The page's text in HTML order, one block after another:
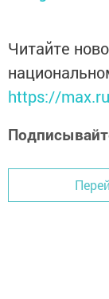
Читайте
https://